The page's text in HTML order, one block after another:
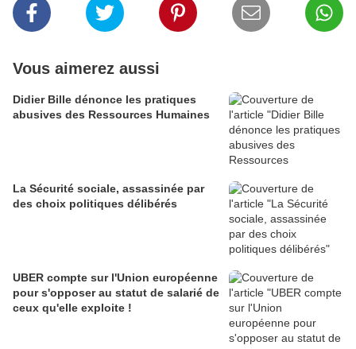
Vous aimerez aussi
Didier Bille dénonce les pratiques
abusives des Ressources Humaines
La Sécurité sociale, assassinée par
des choix politiques délibérés
UBER compte sur l'Union européenne
pour s'opposer au statut de salarié de
ceux qu'elle exploite !